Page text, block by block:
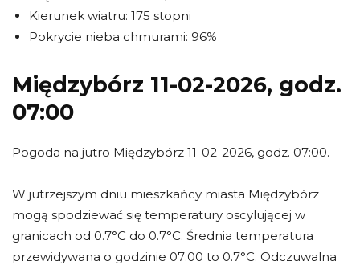
Kierunek wiatru: 175 stopni
Pokrycie nieba chmurami: 96%
Międzybórz 11-02-2026, godz.
07:00
Pogoda na jutro Międzybórz 11-02-2026, godz. 07:00.
W jutrzejszym dniu mieszkańcy miasta Międzybórz
mogą spodziewać się temperatury oscylującej w
granicach od 0.7°C do 0.7°C. Średnia temperatura
przewidywana o godzinie 07:00 to 0.7°C. Odczuwalna